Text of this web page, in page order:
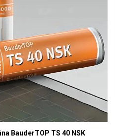
BauderTOP TS 40 NSK